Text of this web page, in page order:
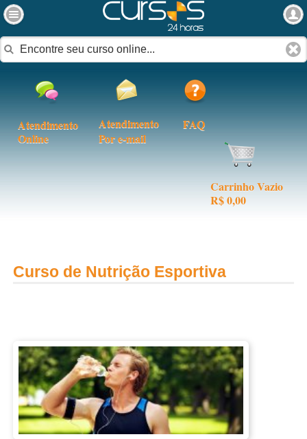
Atendimento
Online
Atendimento
Por e-mail
FAQ
Carrinho Vazio
R$ 0,00
Curso de Nutrição Esportiva